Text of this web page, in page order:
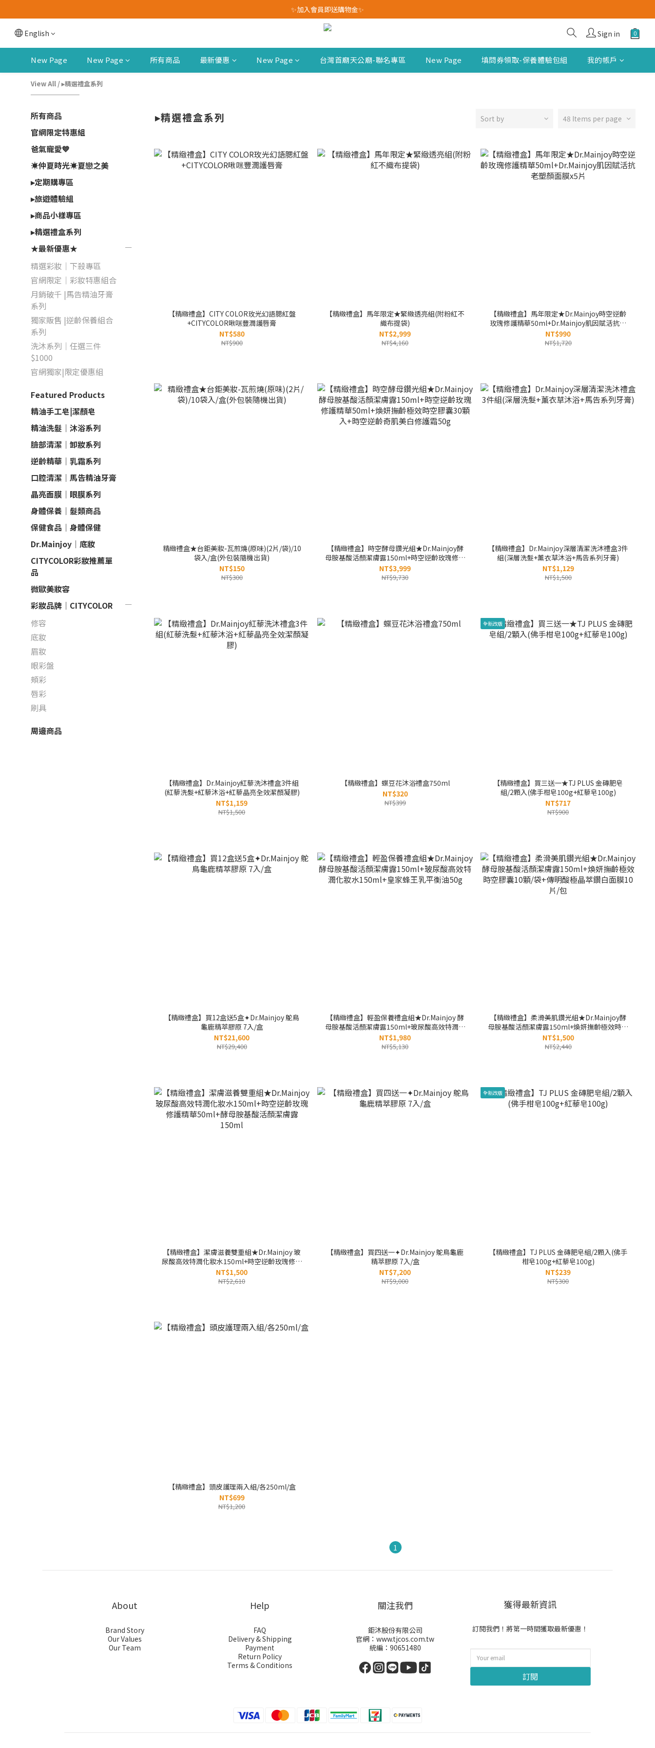
我愛爸爸★全館消費滿$528元免運費(活動至8/10)
✨加入會員即送購物金✨
我愛爸爸★全館消費滿$528元免運費(活動至8/10)
English Sign in
New Page New Page 所有商品 最新優惠 New Page 台灣首廟天公廟-聯名專區 New Page 填問券領取-保養體驗包組 我的帳戶
View All /▸精選禮盒系列
所有商品
官網限定特惠組
爸氣寵愛💙
☀️仲夏時光☀︎夏戀之美
▸定期購專區
▸旅遊體驗組
▸商品小樣專區
▸精選禮盒系列
★最新優惠★
精選彩妝｜下殺專區
官網限定｜彩妝特惠組合
月銷破千 |馬告精油牙膏
系列
獨家販售 |逆齡保養組合
系列
洗沐系列｜任選三件
$1000
官網獨家|限定優惠組
Featured Products
精油手工皂|潔顏皂
精油洗髮｜沐浴系列
臉部清潔｜卸妝系列
逆齡精華｜乳霜系列
口腔清潔｜馬告精油牙膏
晶亮面膜｜眼膜系列
身體保養｜髮類商品
保健食品｜身體保健
Dr.Mainjoy｜底妝
CITYCOLOR彩妝推薦單
品
微歐美妝容
彩妝品牌｜CITYCOLOR
修容
底妝
眉妝
眼彩盤
頰彩
唇彩
刷具
周邊商品
▸精選禮盒系列 Sort by 48 Items per page
【精緻禮盒】CITY COLOR玫光幻語腮紅盤
+CITYCOLOR啾咪豐潤護唇膏
NT$580
NT$900
【精緻禮盒】馬年限定★緊緻透亮組(附粉紅不
織布提袋)
NT$2,999
NT$4,160
【精緻禮盒】馬年限定★Dr.Mainjoy時空逆齡
玫瑰修護精華50ml+Dr.Mainjoy肌因賦活抗老
塑顏面膜x5片
NT$990
NT$1,720
精緻禮盒★台鉅美妝-瓦煎燒(原味)(2片/袋)/10
袋入/盒(外包裝隨機出貨)
NT$150
NT$300
【精緻禮盒】時空酵母鑽光組★Dr.Mainjoy酵
母胺基酸活顏潔膚露150ml+時空逆齡玫瑰修護
精華50ml+煥妍撫齡極效時空膠囊30顆入+時
空逆齡奇肌美白修護霜50g
NT$3,999
NT$9,730
【精緻禮盒】Dr.Mainjoy深層清潔洗沐禮盒3件
組(深層洗髮+薰衣草沐浴+馬告系列牙膏)
NT$1,129
NT$1,500
【精緻禮盒】Dr.Mainjoy紅藜洗沐禮盒3件組
(紅藜洗髮+紅藜沐浴+紅藜晶亮全效潔顏凝膠)
NT$1,159
NT$1,500
【精緻禮盒】蝶豆花沐浴禮盒750ml
NT$320
NT$399
全新改版
【精緻禮盒】買三送一★TJ PLUS 金磚肥皂
組/2顆入(佛手柑皂100g+紅藜皂100g)
NT$717
NT$900
【精緻禮盒】買12盒送5盒✦Dr.Mainjoy 鴕鳥
龜鹿精萃膠原 7入/盒
NT$21,600
NT$29,400
【精緻禮盒】輕盈保養禮盒組★Dr.Mainjoy 酵
母胺基酸活顏潔膚露150ml+玻尿酸高效特潤化
妝水150ml+皇家蜂王乳平衡油50g
NT$1,980
NT$5,130
【精緻禮盒】柔滑美肌鑽光組★Dr.Mainjoy酵
母胺基酸活顏潔膚露150ml+煥妍撫齡極效時空
膠囊10顆/袋+傳明酸極晶萃鑽白面膜10片/包
NT$1,500
NT$2,440
【精緻禮盒】潔膚滋養雙重組★Dr.Mainjoy 玻
尿酸高效特潤化妝水150ml+時空逆齡玫瑰修護
精華50ml+酵母胺基酸活顏潔膚露150ml
NT$1,500
NT$2,610
【精緻禮盒】買四送一✦Dr.Mainjoy 鴕鳥龜鹿
精萃膠原 7入/盒
NT$7,200
NT$9,000
全新改版
【精緻禮盒】TJ PLUS 金磚肥皂組/2顆入(佛手
柑皂100g+紅藜皂100g)
NT$239
NT$300
【精緻禮盒】頭皮護理兩入組/各250ml/盒
NT$699
NT$1,200
1
About
Brand Story
Our Values
Our Team
Help
FAQ
Delivery & Shipping
Payment
Return Policy
Terms & Conditions
關注我們
鉅沐股份有限公司
官網：www.tjcos.com.tw
統編：90651480
獲得最新資訊
訂閱我們！將第一時間獲取最新優惠！
訂閱